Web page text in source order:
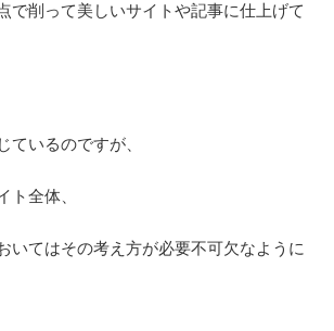
で削って美しいサイトや記事に仕上げて
ているのですが、
ト全体、
いてはその考え方が必要不可欠なように